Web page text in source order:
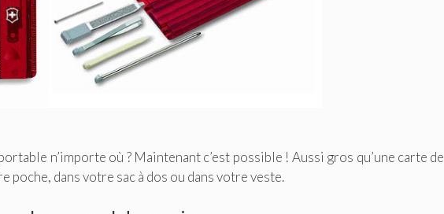
n’importe où ? Maintenant c’est possible ! Aussi gros qu’une carte de
poche, dans votre sac à dos ou dans votre veste.